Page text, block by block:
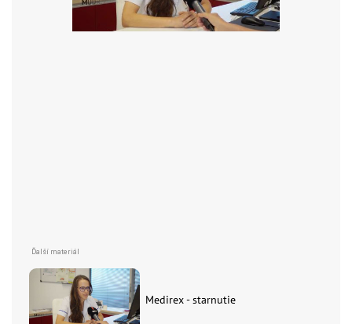
Medirex - starnutie